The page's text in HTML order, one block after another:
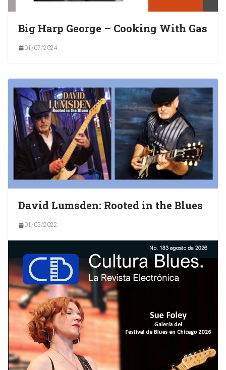
Big Harp George – Cooking With Gas
01/07/2024
David Lumsden: Rooted in the Blues
01/05/2022